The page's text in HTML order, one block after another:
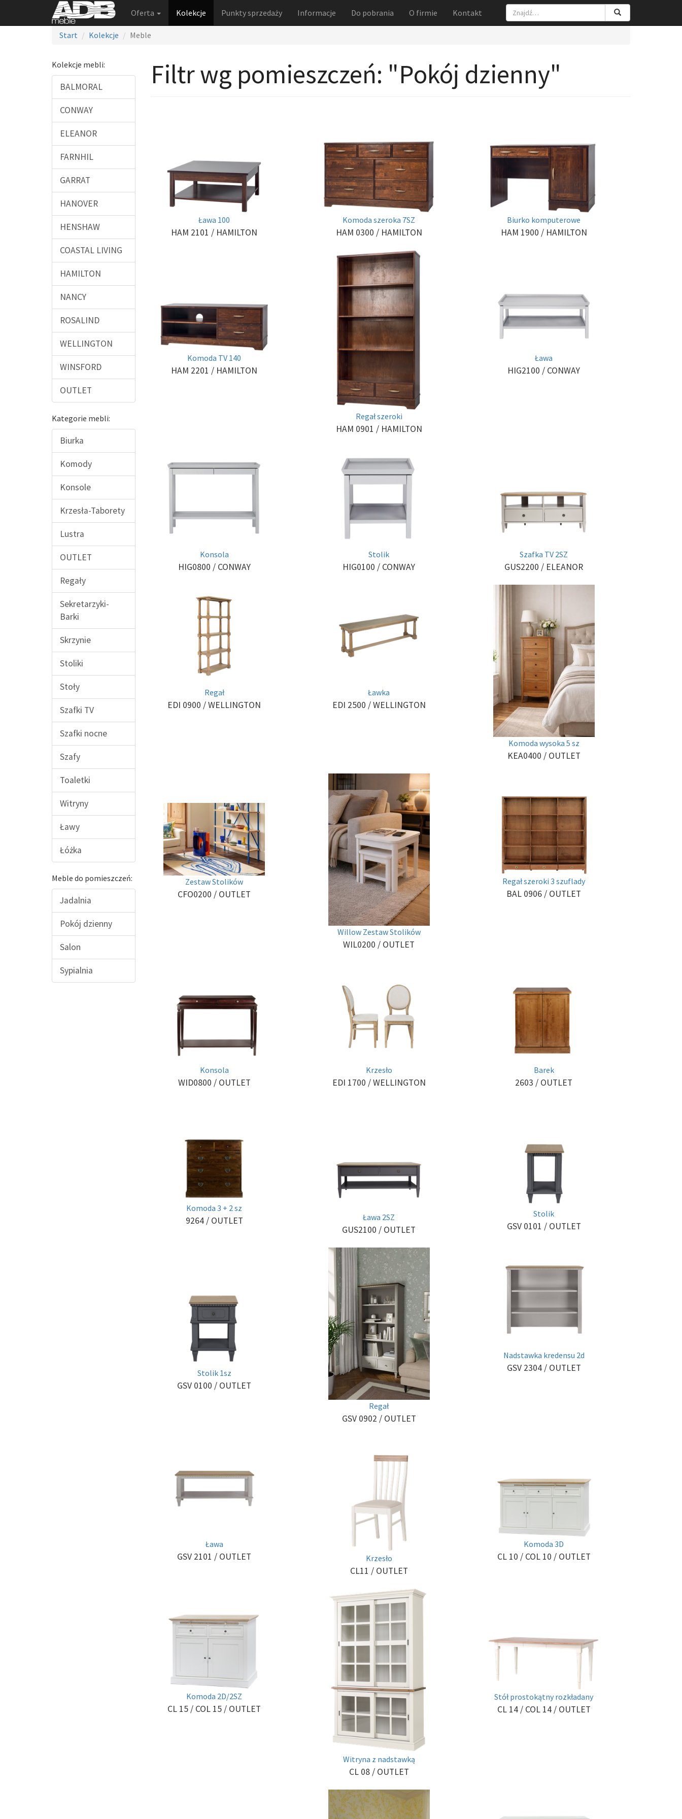
Oferta Kolekcje Punkty sprzedaży Informacje Do pobrania O firmie Kontakt
Start Kolekcje Meble
Kolekcje mebli:
BALMORAL
CONWAY
ELEANOR
FARNHIL
GARRAT
HANOVER
HENSHAW
COASTAL LIVING
HAMILTON
NANCY
ROSALIND
WELLINGTON
WINSFORD
OUTLET
Kategorie mebli:
Biurka
Komody
Konsole
Krzesła-Taborety
Lustra
OUTLET
Regały
Sekretarzyki-
Barki
Skrzynie
Stoliki
Stoły
Szafki TV
Szafki nocne
Szafy
Toaletki
Witryny
Ławy
Łóżka
Meble do pomieszczeń:
Jadalnia
Pokój dzienny
Salon
Sypialnia
Filtr wg pomieszczeń: "Pokój dzienny"
Ława 100
HAM 2101 / HAMILTON
Komoda szeroka 7SZ
HAM 0300 / HAMILTON
Biurko komputerowe
HAM 1900 / HAMILTON
Komoda TV 140
HAM 2201 / HAMILTON
Regał szeroki
HAM 0901 / HAMILTON
Ława
HIG2100 / CONWAY
Konsola
HIG0800 / CONWAY
Stolik
HIG0100 / CONWAY
Szafka TV 2SZ
GUS2200 / ELEANOR
Regał
EDI 0900 / WELLINGTON
Ławka
EDI 2500 / WELLINGTON
Komoda wysoka 5 sz
KEA0400 / OUTLET
Zestaw Stolików
CFO0200 / OUTLET
Willow Zestaw Stolików
WIL0200 / OUTLET
Regał szeroki 3 szuflady
BAL 0906 / OUTLET
Konsola
WID0800 / OUTLET
Krzesło
EDI 1700 / WELLINGTON
Barek
2603 / OUTLET
Komoda 3 + 2 sz
9264 / OUTLET Ława 2SZ
GUS2100 / OUTLET
Stolik
GSV 0101 / OUTLET
Stolik 1sz
GSV 0100 / OUTLET
Regał
GSV 0902 / OUTLET
Nadstawka kredensu 2d
GSV 2304 / OUTLET
Ława
GSV 2101 / OUTLET Krzesło
CL11 / OUTLET
Komoda 3D
CL 10 / COL 10 / OUTLET
Komoda 2D/2SZ
CL 15 / COL 15 / OUTLET
Witryna z nadstawką
CL 08 / OUTLET
Stół prostokątny rozkładany
CL 14 / COL 14 / OUTLET